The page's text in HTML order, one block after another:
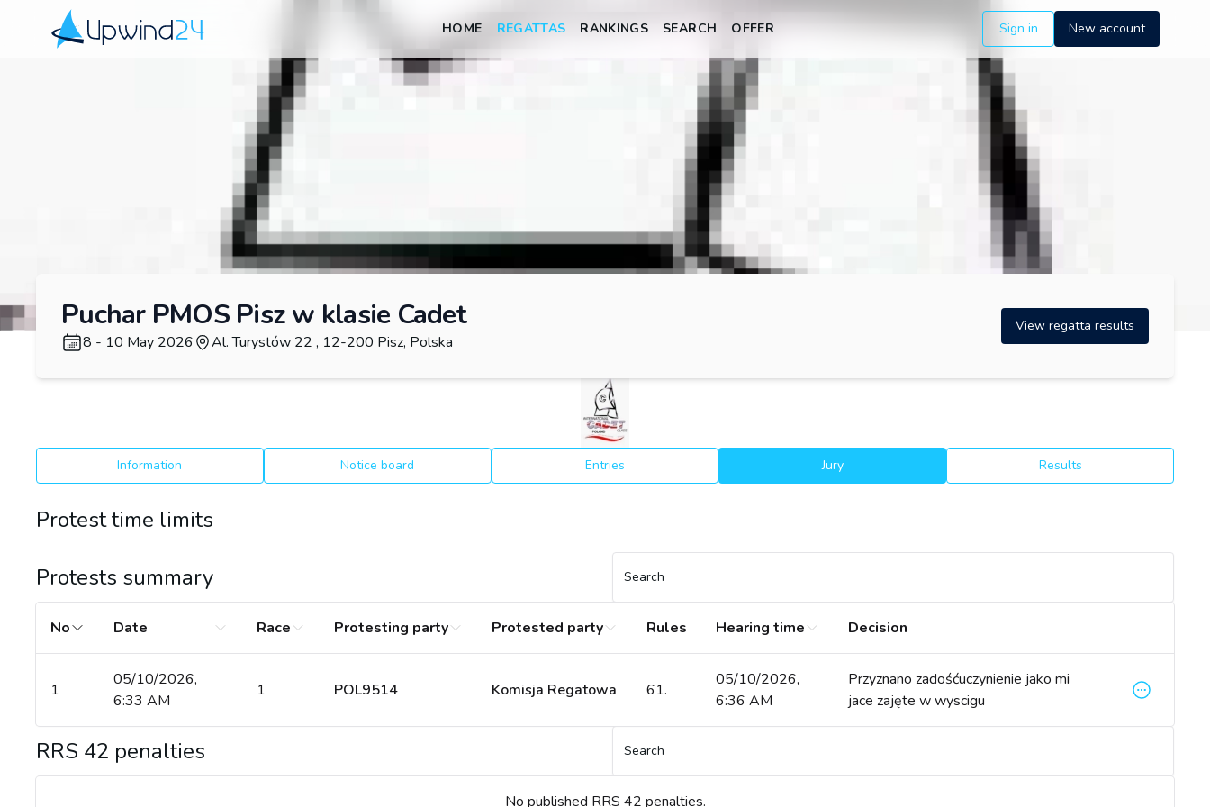
HOME REGATTAS RANKINGS SEARCH OFFER Sign in New account
Puchar PMOS Pisz w klasie Cadet
8 - 10 May 2026 Al. Turystów 22 , 12-200 Pisz, Polska
View regatta results
Information Notice board Entries Jury Results
Protest time limits
Protests summary
Search
No Date Race Protesting party Protested party Rules Hearing time Decision
1
05/10/2026,
6:33 AM
1 POL9514 Komisja Regatowa 61.
05/10/2026,
6:36 AM
Przyznano zadośćuczynienie jako mi
jace zajęte w wyscigu
RRS 42 penalties Search
No published RRS 42 penalties.